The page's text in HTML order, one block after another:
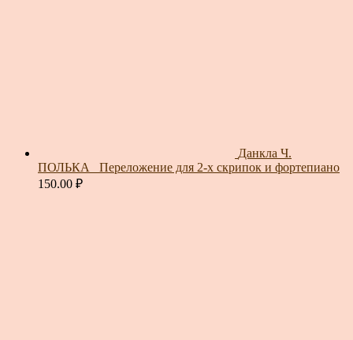
Данкла Ч.
ПОЛЬКА_ Переложение для 2-х скрипок и фортепиано
150.00 ₽